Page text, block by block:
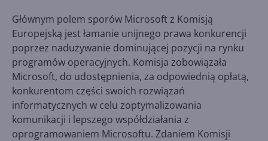
Głównym polem sporów Microsoft z Komisją
Europejską jest łamanie unijnego prawa konkurencji
poprzez nadużywanie dominującej pozycji na rynku
programów operacyjnych. Komisja zobowiązała
Microsoft, do udostępnienia, za odpowiednią opłatą,
konkurentom części swoich rozwiązań
informatycznych w celu zoptymalizowania
komunikacji i lepszego współdziałania z
oprogramowaniem Microsoftu. Zdaniem Komisji